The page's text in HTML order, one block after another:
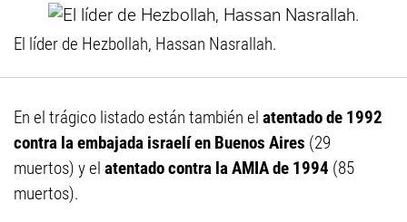
El líder de Hezbollah, Hassan Nasrallah.
En el trágico listado están también el atentado de 1992
contra la embajada israelí en Buenos Aires (29
muertos) y el atentado contra la AMIA de 1994 (85
muertos).